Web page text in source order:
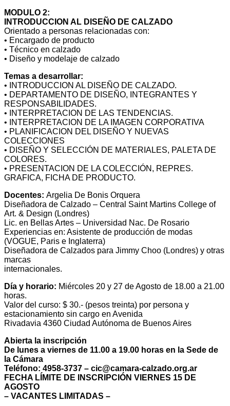
MODULO 2:
INTRODUCCION AL DISEÑO DE CALZADO
Orientado a personas relacionadas con:
• Encargado de producto
• Técnico en calzado
• Diseño y modelaje de calzado
Temas a desarrollar:
• INTRODUCCION AL DISEÑO DE CALZADO.
• DEPARTAMENTO DE DISEÑO, INTEGRANTES Y
RESPONSABILIDADES.
• INTERPRETACION DE LAS TENDENCIAS.
• INTERPRETACION DE LA IMAGEN CORPORATIVA
• PLANIFICACION DEL DISEÑO Y NUEVAS
COLECCIONES
• DISEÑO Y SELECCIÓN DE MATERIALES, PALETA DE
COLORES.
• PRESENTACION DE LA COLECCIÓN, REPRES.
GRAFICA, FICHA DE PRODUCTO.
Docentes: Argelia De Bonis Orquera
Diseñadora de Calzado – Central Saint Martins College of
Art. & Design (Londres)
Lic. en Bellas Artes – Universidad Nac. De Rosario
Experiencias en: Asistente de producción de modas
(VOGUE, Paris e Inglaterra)
Diseñadora de Calzados para Jimmy Choo (Londres) y otras
marcas
internacionales.
Día y horario: Miércoles 20 y 27 de Agosto de 18.00 a 21.00
horas.
Valor del curso: $ 30.- (pesos treinta) por persona y
estacionamiento sin cargo en Avenida
Rivadavia 4360 Ciudad Autónoma de Buenos Aires
Abierta la inscripción
De lunes a viernes de 11.00 a 19.00 horas en la Sede de
la Cámara
Teléfono: 4958-3737 – cic@camara-calzado.org.ar
FECHA LÍMITE DE INSCRIPCIÓN VIERNES 15 DE
AGOSTO
– VACANTES LIMITADAS –